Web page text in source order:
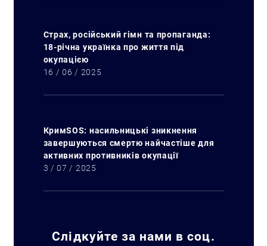
Страх, російський гімн та пропаганда:
18-річна українка про життя під
окупацією
16 / 06 / 2025
КримSOS: насильницькі зникнення
завершуються смертю найчастіше для
активних противників окупації
3 / 07 / 2025
Слідкуйте за нами в соц.